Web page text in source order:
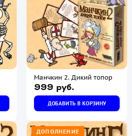
Манчкин 2. Дикий топор
999 руб.
ДОБАВИТЬ В КОРЗИНУ
ДОПОЛНЕНИЕ